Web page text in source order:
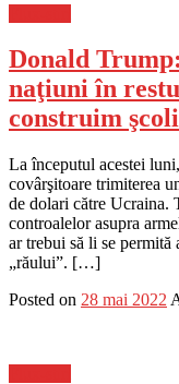
Donald
naţiuni în
construim
La începutul acestei
covârşitoare trimiterea
de dolari către Ucraina.
controalelor asupra
ar trebui să li se permită
„răului”. […]
Posted on 28 mai 2022